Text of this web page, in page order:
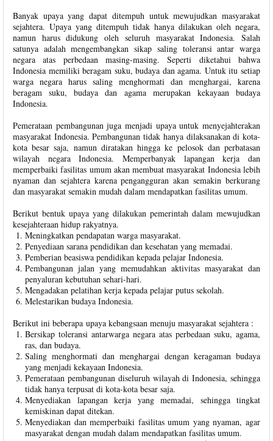
Banyak upaya yang dapat ditempuh untuk mewujudkan masyarakat
sejahtera. Upaya yang ditempuh tidak hanya dilakukan oleh negara,
namun harus didukung oleh seluruh masyarakat Indonesia. Salah
satunya adalah mengembangkan sikap saling toleransi antar warga
negara atas perbedaan masing-masing. Seperti diketahui bahwa
Indonesia memiliki beragam suku, budaya dan agama. Untuk itu setiap
warga negara harus saling menghormati dan menghargai, karena
beragam suku, budaya dan agama merupakan kekayaan budaya
Indonesia.
Pemerataan pembangunan juga menjadi upaya untuk menyejahterakan
masyarakat Indonesia. Pembangunan tidak hanya dilaksanakan di kota-
kota besar saja, namun diratakan hingga ke pelosok dan perbatasan
wilayah negara Indonesia. Memperbanyak lapangan kerja dan
memperbaiki fasilitas umum akan membuat masyarakat Indonesia lebih
nyaman dan sejahtera karena pengangguran akan semakin berkurang
dan masyarakat semakin mudah dalam mendapatkan fasilitas umum.
Berikut bentuk upaya yang dilakukan pemerintah dalam mewujudkan
kesejahteraan hidup rakyatnya.
Meningkatkan pendapatan warga masyarakat.
Penyediaan sarana pendidikan dan kesehatan yang memadai.
Pemberian beasiswa pendidikan kepada pelajar Indonesia.
Pembangunan jalan yang memudahkan aktivitas masyarakat dan
penyaluran kebutuhan sehari-hari.
Mengadakan pelatihan kerja kepada pelajar putus sekolah.
Melestarikan budaya Indonesia.
Berikut ini beberapa upaya kebangsaan menuju masyarakat sejahtera :
Bersikap toleransi antarwarga negara atas perbedaan suku, agama,
ras, dan budaya.
Saling menghormati dan menghargai dengan keragaman budaya
yang menjadi kekayaan Indonesia.
Pemerataan pembangunan diseluruh wilayah di Indonesia, sehingga
tidak hanya terpusat di kota-kota besar saja.
Menyediakan lapangan kerja yang memadai, sehingga tingkat
kemiskinan dapat ditekan.
Menyediakan dan memperbaiki fasilitas umum yang nyaman, agar
masyarakat dengan mudah dalam mendapatkan fasilitas umum.